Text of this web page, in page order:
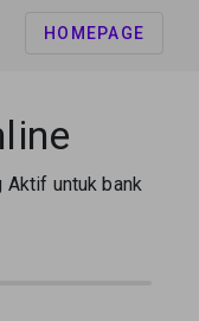
HOMEPAGE
Aktif untuk bank